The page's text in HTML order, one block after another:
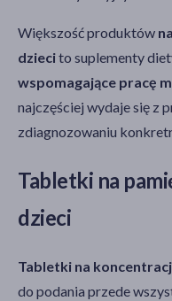
Większość produktów
dziecito suplementy
wspomagające pracę
najczęściej wydaje się z
zdiagnozowaniu
Tabletki na
dzieci
Tabletki na
do podania przede